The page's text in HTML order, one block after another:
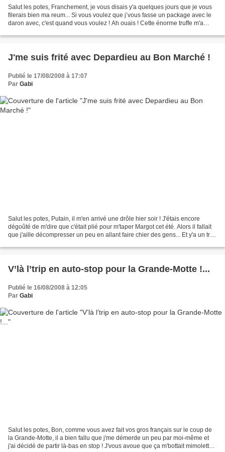
Salut les potes, Franchement, je vous disais y'a quelques jours que je vous
filerais bien ma reum... Si vous voulez que j’vous fasse un package avec le
daron avec, c'est quand vous voulez ! Ah ouais ! Cette énorme truffe m'a
J'me suis frité avec Depardieu au Bon Marché !
Publié le 17/08/2008 à 17:07
Par Gabi
Salut les potes, Putain, il m'en arrivé une drôle hier soir ! J'étais encore
dégoûté de m'dire que c'était plié pour m'taper Margot cet été. Alors il fallait
que j'aille décompresser un peu en allant faire chier des gens... Et y'a un truc
V’là l’trip en auto-stop pour la Grande-Motte !...
Publié le 16/08/2008 à 12:05
Par Gabi
Salut les potes, Bon, comme vous avez fait vos gros français sur le coup de
la Grande-Motte, il a bien fallu que j'me démerde un peu par moi-même et
j'ai décidé de partir là-bas en stop ! J'vous avoue que ça m'bottait mimolette